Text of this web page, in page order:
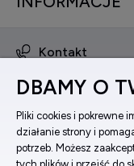
Kontakt
ul. Bema 5, 33-100
Facebook
Instagram
DBAMY O
Pliki cookies i pokrewne
działanie strony i
potrzeb. Możesz